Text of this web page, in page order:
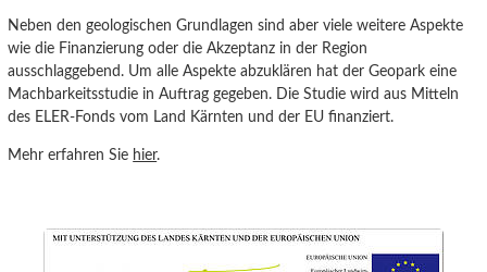
Neben den geologischen Grundlagen sind aber viele weitere Aspekte
wie die Finanzierung oder die Akzeptanz in der Region
ausschlaggebend. Um alle Aspekte abzuklären hat der Geopark eine
Machbarkeitsstudie in Auftrag gegeben. Die Studie wird aus Mitteln
des ELER-Fonds vom Land Kärnten und der EU finanziert.
Mehr erfahren Sie hier.